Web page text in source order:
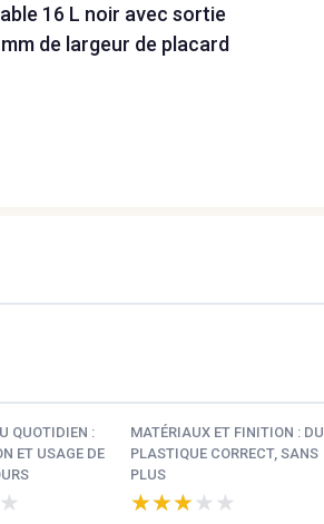
16 L noir avec sortie
de largeur de placard
QUOTIDIEN :
ET USAGE DE
MATÉRIAUX ET FINITION : DU
PLASTIQUE CORRECT, SANS
PLUS
★★★★★
★★★★★